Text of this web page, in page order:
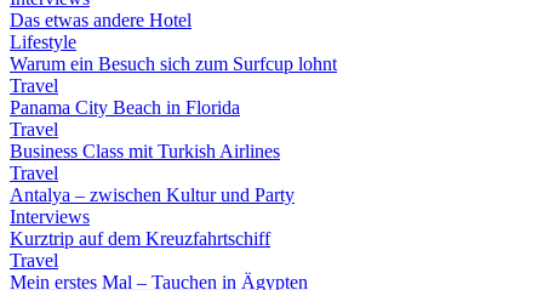
Das etwas andere Hotel
Lifestyle
Warum ein Besuch sich zum Surfcup lohnt
Travel
Panama City Beach in Florida
Travel
Business Class mit Turkish Airlines
Travel
Antalya – zwischen Kultur und Party
Interviews
Kurztrip auf dem Kreuzfahrtschiff
Travel
Mein erstes Mal – Tauchen in Ägypten